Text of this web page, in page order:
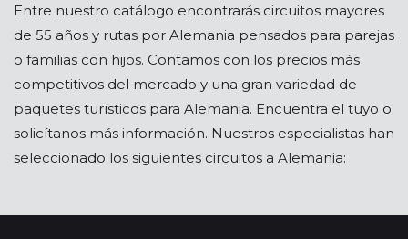
Entre nuestro catálogo encontrarás circuitos mayores
de 55 años y rutas por Alemania pensados para parejas
o familias con hijos. Contamos con los precios más
competitivos del mercado y una gran variedad de
paquetes turísticos para Alemania. Encuentra el tuyo o
solicítanos más información. Nuestros especialistas han
seleccionado los siguientes circuitos a Alemania: